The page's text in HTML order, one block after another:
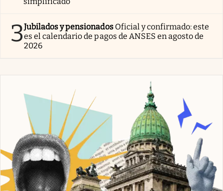
3Jubilados y pensionados Oficial y confirmado: este
es el calendario de pagos de ANSES en agosto de
2026